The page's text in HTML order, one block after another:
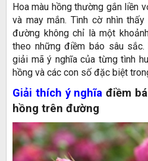
Hoa màu hồng thường gắn liền
và may mắn. Tình cờ nhìn
đường không chỉ là một
theo những điềm báo sâu
giải mã ý nghĩa của từng tình
hồng và các con số đặc biệt
Giải thích ý nghĩa điềm
hồng trên đường